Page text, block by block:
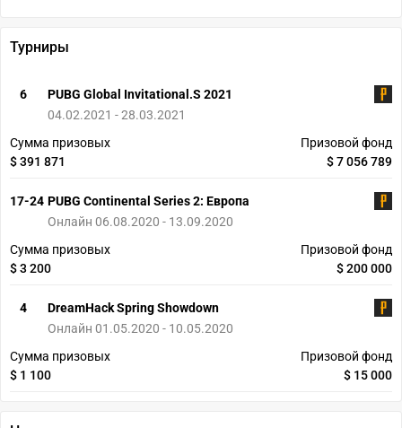
Турниры
6
PUBG Global Invitational.S 2021
04.02.2021 - 28.03.2021
Сумма призовых
$ 391 871
Призовой фонд
$ 7 056 789
17-24 PUBG Continental Series 2: Европа
Онлайн 06.08.2020 - 13.09.2020
Сумма призовых
$ 3 200
Призовой фонд
$ 200 000
4
DreamHack Spring Showdown
Онлайн 01.05.2020 - 10.05.2020
Сумма призовых
$ 1 100
Призовой фонд
$ 15 000